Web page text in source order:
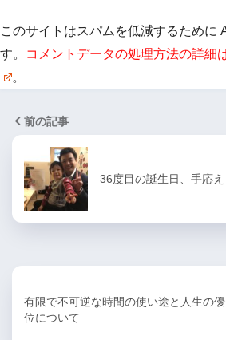
このサイトはスパムを低減するために
す。
コメントデータの処理方法の詳細
。
前の記事
36度目の誕生日、手応
有限で不可逆な時間の使い途と人生の
位について